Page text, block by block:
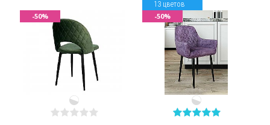
-50%
13 цветов
-50%